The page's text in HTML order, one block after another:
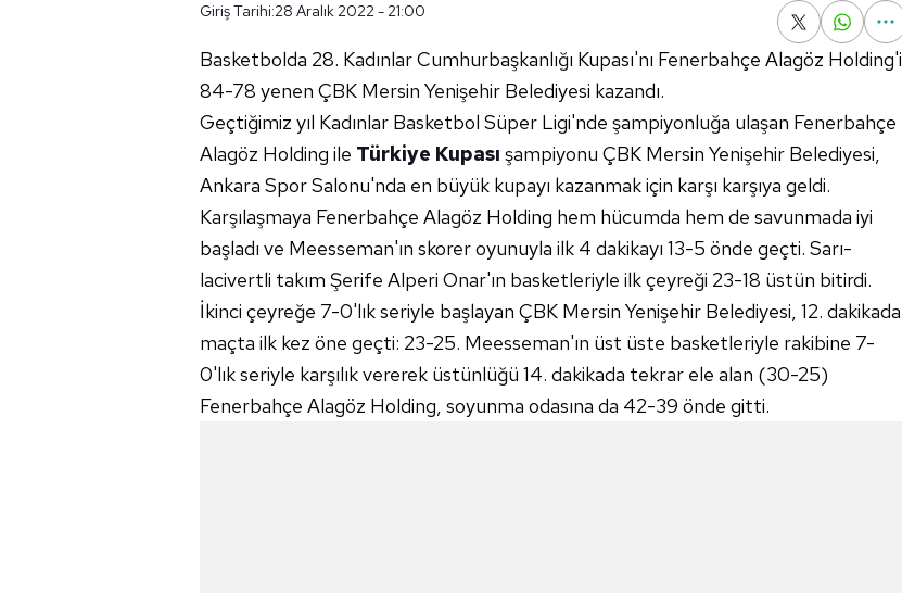
Giriş Tarihi:28 Aralık 2022 - 21:00
Basketbolda 28. Kadınlar Cumhurbaşkanlığı Kupası'nı Fenerbahçe Alagöz Holding'i
84-78 yenen ÇBK Mersin Yenişehir Belediyesi kazandı.
Geçtiğimiz yıl Kadınlar Basketbol Süper Ligi'nde şampiyonluğa ulaşan Fenerbahçe
Alagöz Holding ile Türkiye Kupası şampiyonu ÇBK Mersin Yenişehir Belediyesi,
Ankara Spor Salonu'nda en büyük kupayı kazanmak için karşı karşıya geldi.
Karşılaşmaya Fenerbahçe Alagöz Holding hem hücumda hem de savunmada iyi
başladı ve Meesseman'ın skorer oyunuyla ilk 4 dakikayı 13-5 önde geçti. Sarı-
lacivertli takım Şerife Alperi Onar'ın basketleriyle ilk çeyreği 23-18 üstün bitirdi.
İkinci çeyreğe 7-0'lık seriyle başlayan ÇBK Mersin Yenişehir Belediyesi, 12. dakikada
maçta ilk kez öne geçti: 23-25. Meesseman'ın üst üste basketleriyle rakibine 7-
0'lık seriyle karşılık vererek üstünlüğü 14. dakikada tekrar ele alan (30-25)
Fenerbahçe Alagöz Holding, soyunma odasına da 42-39 önde gitti.